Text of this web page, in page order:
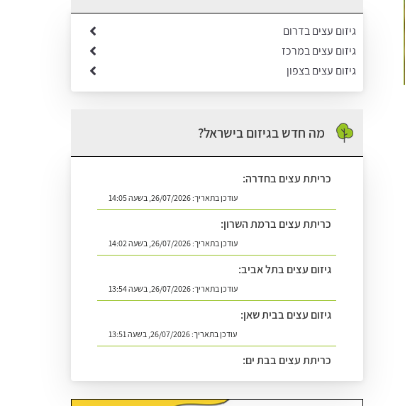
גיזום עצים בדרום
גיזום עצים במרכז
גיזום עצים בצפון
מה חדש בגיזום בישראל?
כריתת עצים בחדרה:
עודכן בתאריך:26/07/2026, בשעה 14:05
כריתת עצים ברמת השרון:
עודכן בתאריך:26/07/2026, בשעה 14:02
גיזום עצים בתל אביב:
עודכן בתאריך:26/07/2026, בשעה 13:54
גיזום עצים בבית שאן:
עודכן בתאריך:26/07/2026, בשעה 13:51
כריתת עצים בבת ים:
עודכן בתאריך:26/07/2026, בשעה 14:08